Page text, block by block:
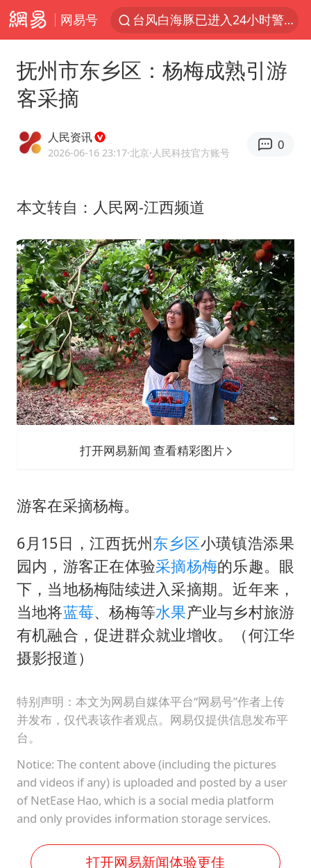
网易号
台风白海豚已进入24小时警戒线
“秋天的第一杯奶茶”6岁了
中巨芯：上半年归母净利润1405.77万元
美股存储板块集体大跌
U17国足点球大战淘汰河床晋级决赛
东航：国内客票提前14天免费退改
日本试射“战斧”导弹，国防部回应
中国女篮70-67险胜尼日利亚女篮
名创优品回应女子吐槽内裤质量差
夯实基础开新局
抚州市东乡区：杨梅成熟引游
客采摘
人民资讯
2026-06-16 23:17·北京·人民科技官方账号
0
本文转自：人民网-江西频道
打开网易新闻 查看精彩图片
游客在采摘杨梅。
6月15日，江西抚州东乡区小璜镇浩添果
园内，游客正在体验采摘杨梅的乐趣。眼
下，当地杨梅陆续进入采摘期。近年来，
当地将蓝莓、杨梅等水果产业与乡村旅游
有机融合，促进群众就业增收。（何江华
摄影报道）
特别声明：本文为网易自媒体平台“网易号”作者上传
并发布，仅代表该作者观点。网易仅提供信息发布平
台。
Notice: The content above (including the pictures
and videos if any) is uploaded and posted by a user
of NetEase Hao, which is a social media platform
and only provides information storage services.
打开网易新闻体验更佳